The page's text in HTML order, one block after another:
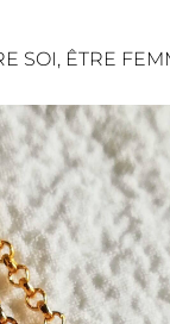
LES COLLIERS
LES BOUCLES
LES BRACELETS
TOUTES LES
SOI, ÊTRE